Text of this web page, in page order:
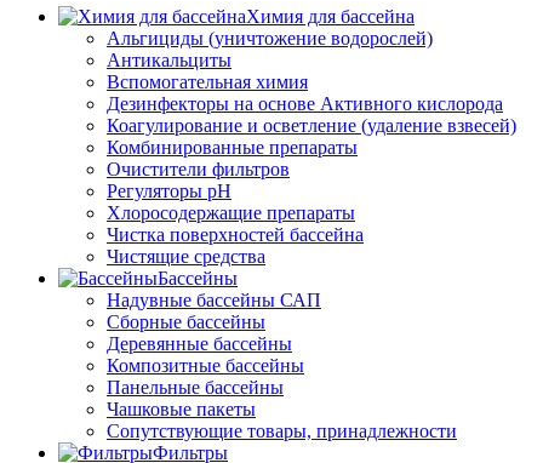
Химия для бассейна
Альгициды (уничтожение водорослей)
Антикальциты
Вспомогательная химия
Дезинфекторы на основе Активного кислорода
Коагулирование и осветление (удаление взвесей)
Комбинированные препараты
Очистители фильтров
Регуляторы pH
Хлоросодержащие препараты
Чистка поверхностей бассейна
Чистящие средства
Бассейны
Надувные бассейны САП
Сборные бассейны
Деревянные бассейны
Композитные бассейны
Панельные бассейны
Чашковые пакеты
Сопутствующие товары, принадлежности
Фильтры